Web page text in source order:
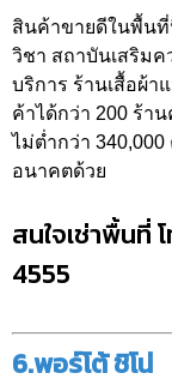
สินค้าขายดีในพื้นที่
วิชา สถาบันเสริม
บริการ ร้านเสื้อผ้า
ค้าได้กว่า 200 ร้า
ไม่ต่ำกว่า
อนาคตด้วย
สนใจเช่าพื้นที่
4555
6.พอร์โต้ ชิโน่